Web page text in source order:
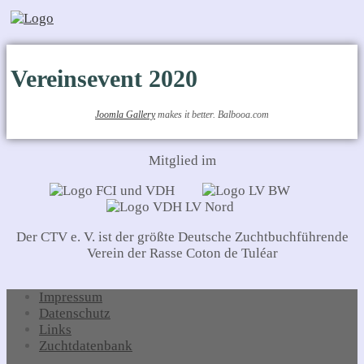
Vereinsevent 2020
Joomla Gallerymakes it better. Balbooa.com
Mitglied im
Der CTV e. V. ist der größte Deutsche Zuchtbuchführende
Verein der Rasse Coton de Tuléar
Impressum
Datenschutz
Links
Zuchtdatenbank